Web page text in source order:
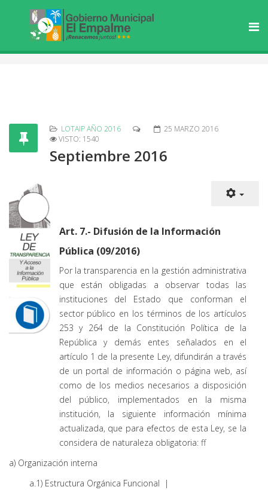
LOTAIP AÑO 2016
25 MARZO 2016
VISTO: 1540
Septiembre 2016
Art. 7.- Difusión de la Información
Pública (09/2016)
Por la transparencia en la gestión administrativa
que están obligadas a observar todas las
instituciones del Estado que conforman el
sector público en los términos de los artículos
253 y 264 de la Constitución Política de la
República y demás entes señalados en el
artículo 1 de la presente Ley, difundirán a través
de un portal de información o página web, así
como de los medios necesarios a disposición
del público, implementados en la misma
institución, la siguiente información mínima
actualizada, que para efectos de esta Ley, se la
considera de naturaleza obligatoria: ff
a) Organización interna
a.1) Estructura Orgánica Funcional |